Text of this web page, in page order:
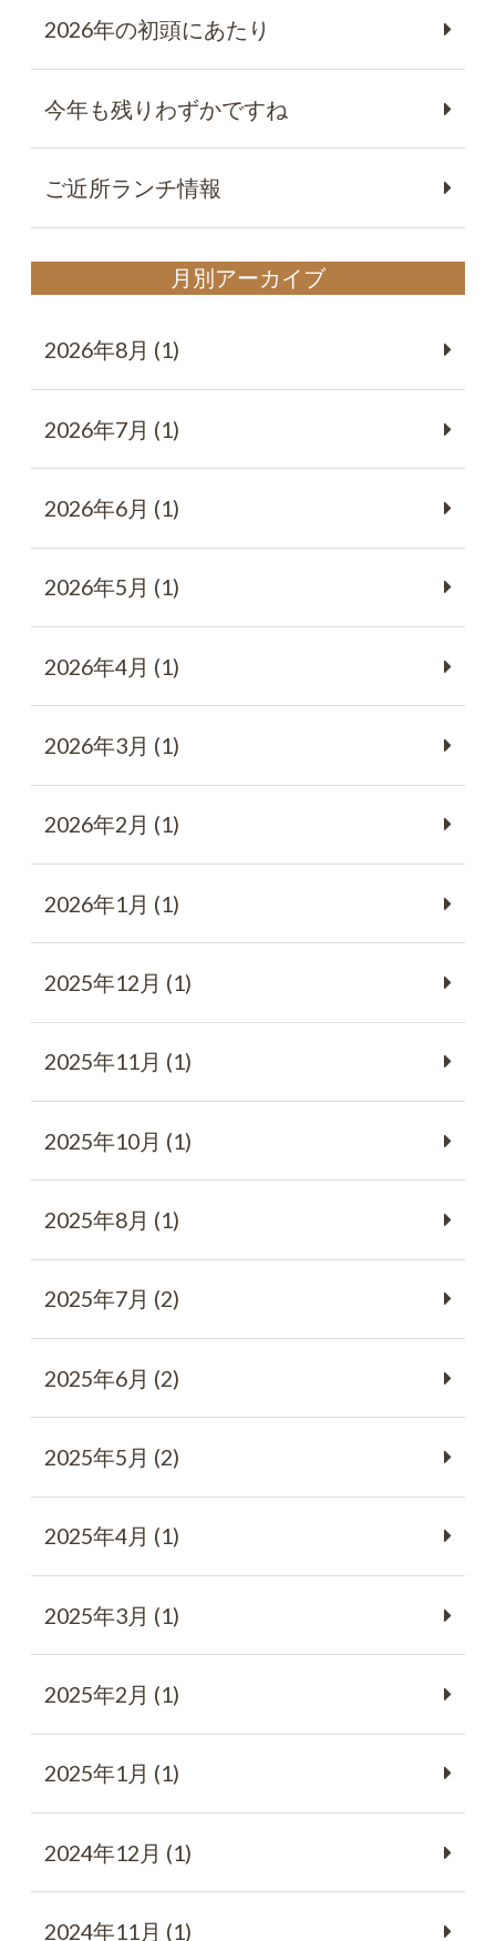
2026年の初頭にあたり
今年も残りわずかですね
ご近所ランチ情報
月別アーカイブ
2026年8月 (1)
2026年7月 (1)
2026年6月 (1)
2026年5月 (1)
2026年4月 (1)
2026年3月 (1)
2026年2月 (1)
2026年1月 (1)
2025年12月 (1)
2025年11月 (1)
2025年10月 (1)
2025年8月 (1)
2025年7月 (2)
2025年6月 (2)
2025年5月 (2)
2025年4月 (1)
2025年3月 (1)
2025年2月 (1)
2025年1月 (1)
2024年12月 (1)
2024年11月 (1)